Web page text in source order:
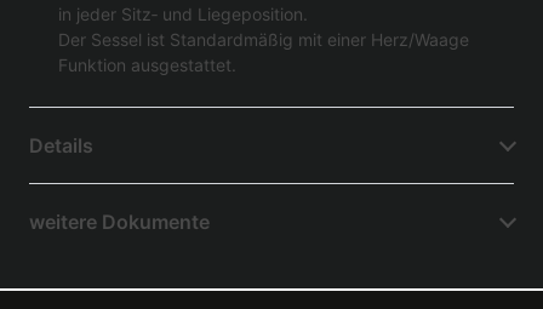
in jeder Sitz‐ und Liegeposition.
Der Sessel ist Standardmäßig mit einer Herz/Waage
Funktion ausgestattet.
Details
weitere Dokumente